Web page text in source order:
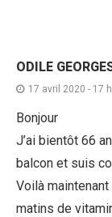
ODILE
17 avril 2020 - 17
Bonjour
J’ai bientôt 66
balcon et suis
Voilà
matins de